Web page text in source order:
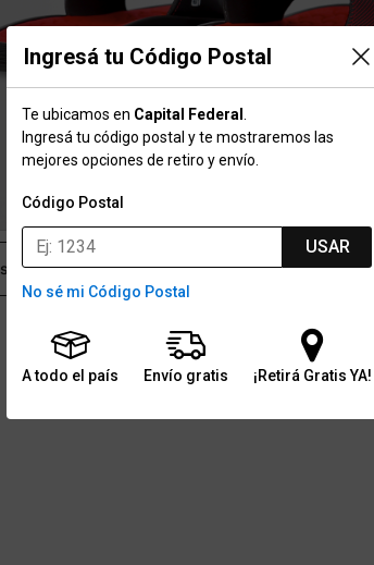
Ingresá tu Código Postal
Te ubicamos en Capital Federal
Ingresá tu código postal y te mostraremos las
mejores opciones de retiro y envío.
Código Postal
USAR
No sé mi Código Postal
A todo el país Envío gratis ¡Retirá Gratis YA!